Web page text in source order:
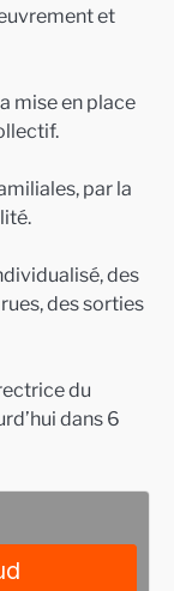
et
mise en place
par la
des
des sorties
du
dans 6